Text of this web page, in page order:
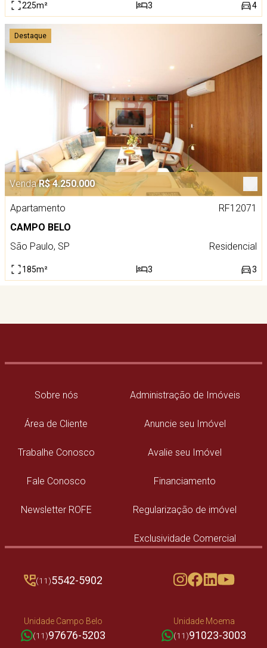
225m² 3 4
Destaque
Venda R$ 4.250.000
Apartamento
RF12071
CAMPO BELO
São Paulo, SP
Residencial
185m² 3 3
Sobre nós
Área de Cliente
Trabalhe Conosco
Fale Conosco
Newsletter ROFE
Administração de Imóveis
Anuncie seu Imóvel
Avalie seu Imóvel
Financiamento
Regularização de imóvel
Exclusividade Comercial
(11)5542-5902
Unidade Campo Belo
(11)97676-5203
Unidade Moema
(11)91023-3003